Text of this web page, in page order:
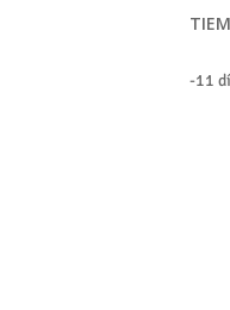
-11